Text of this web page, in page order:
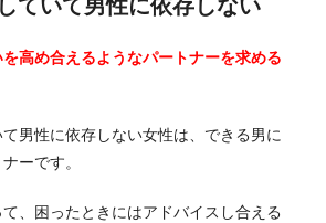
ていて男性に依存しない
高め合えるようなパートナーを求める
男性に依存しない女性は、できる男に
ーです。
、困ったときにはアドバイスし合える